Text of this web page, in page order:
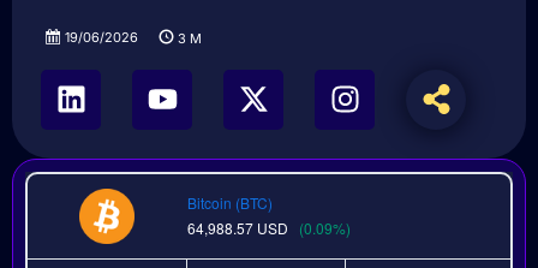
19/06/2026 3 M
Bitcoin (BTC)
64,988.57 USD (0.09%)